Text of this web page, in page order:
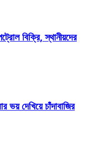
বিক্রি, স্থানীয়দের
ভয় দেখিয়ে চাঁদাবাজির